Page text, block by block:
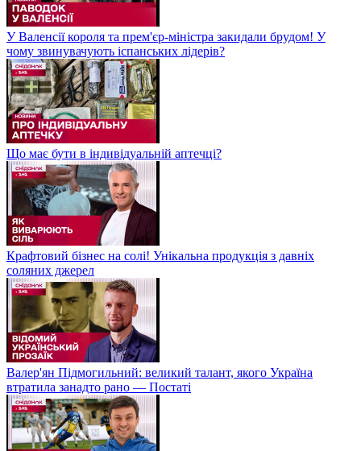
У Валенсії короля та прем'єр-міністра закидали брудом! У
чому звинувачують іспанських лідерів?
Що має бути в індивідуальній аптечці?
Крафтовий бізнес на солі! Унікальна продукція з давніх
соляних джерел
Валер'ян Підмогильний: великий талант, якого Україна
втратила занадто рано — Постаті